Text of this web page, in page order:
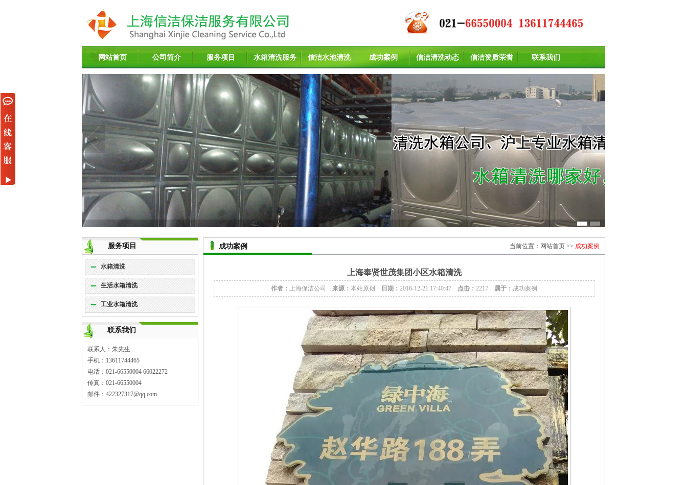
网站首页 公司简介 服务项目 水箱清洗服务 信洁水池清洗 成功案例 信洁清洗动态 信洁资质荣誉 联系我们
服务项目
水箱清洗
生活水箱清洗
工业水箱清洗
联系我们
联系人：朱先生
手机：13611744465
电话：021-66550004 66022272
传真：021-66550004
邮件：422327317@qq.com
成功案例 当前位置： 网站首页 >> 成功案例
上海奉贤世茂集团小区水箱清洗
作者： 上海保洁公司 来源： 本站原创 日期： 2016-12-21 17:40:47 点击： 2217 属于： 成功案例